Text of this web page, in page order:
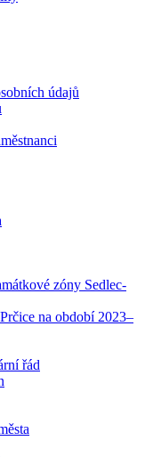
údajů
zóny Sedlec-
na období 2023–
řád